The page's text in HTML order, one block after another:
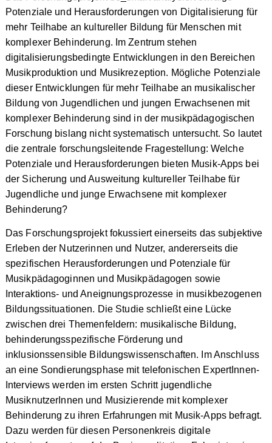
Potenziale und Herausforderungen von Digitalisierung für
mehr Teilhabe an kultureller Bildung für Menschen mit
komplexer Behinderung. Im Zentrum stehen
digitalisierungsbedingte Entwicklungen in den Bereichen
Musikproduktion und Musikrezeption. Mögliche Potenziale
dieser Entwicklungen für mehr Teilhabe an musikalischer
Bildung von Jugendlichen und jungen Erwachsenen mit
komplexer Behinderung sind in der musikpädagogischen
Forschung bislang nicht systematisch untersucht. So lautet
die zentrale forschungsleitende Fragestellung: Welche
Potenziale und Herausforderungen bieten Musik-Apps bei
der Sicherung und Ausweitung kultureller Teilhabe für
Jugendliche und junge Erwachsene mit komplexer
Behinderung?
Das Forschungsprojekt fokussiert einerseits das subjektive
Erleben der Nutzerinnen und Nutzer, andererseits die
spezifischen Herausforderungen und Potenziale für
Musikpädagoginnen und Musikpädagogen sowie
Interaktions- und Aneignungsprozesse in musikbezogenen
Bildungssituationen. Die Studie schließt eine Lücke
zwischen drei Themenfeldern: musikalische Bildung,
behinderungsspezifische Förderung und
inklusionssensible Bildungswissenschaften. Im Anschluss
an eine Sondierungsphase mit telefonischen ExpertInnen-
Interviews werden im ersten Schritt jugendliche
MusiknutzerInnen und Musizierende mit komplexer
Behinderung zu ihren Erfahrungen mit Musik-Apps befragt.
Dazu werden für diesen Personenkreis digitale